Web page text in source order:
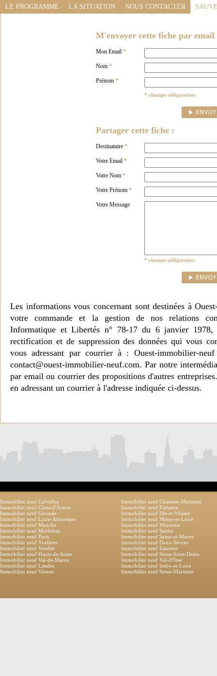
LE PROGRAMME LA SITUATION NOUS CONTACTER
M'envoyer cette fiche par email
Mon Email *
Nom *
Prénom *
* champs obligatoires
Partager cette fiche :
Destinataire *
Votre Email *
Votre Nom *
Votre Prénom *
Votre Message
* champs obligatoires
Les informations vous concernant sont destinées à
votre commande et la gestion de nos relations
Informatique et Libertés n° 78-17 du 6 janvier 1978,
rectification et de suppression des données qui vous
vous adressant par courrier à : Ouest-immobilier-
contact@ouest-immobilier-neuf.com. Par notre
par email ou courrier des propositions d'autres
en adressant un courrier à l'adresse indiquée ci-dessus.
Immobilier neuf Calvados
Immobilier neuf Charente-Maritime
Immobilier neuf Côtes-d'Armor
Immobilier neuf Finistère
Immobilier neuf Gironde
Immobilier neuf Ille-et-Vilaine
Immobilier neuf Loire-Atlantique
Immobilier neuf Maine-et-Loire
Immobilier neuf Manche
Immobilier neuf Mayenne
Immobilier neuf Morbihan
Immobilier neuf Sarthe
Immobilier neuf Paris
Immobilier neuf Seine-et-Marne
Immobilier neuf Yvelines
Immobilier neuf Deux-Sèvres
Immobilier neuf Vendée
Immobilier neuf Essonne
Immobilier neuf Hauts-de-Seine
Immobilier neuf Seine-Saint-Denis
Immobilier neuf Val-de-Marne
Immobilier neuf Val-d'Oise
Immobilier neuf Landes
Immobilier neuf Indre-et-Loire
Immobilier neuf Vienne
Immobilier neuf Seine-Maritime